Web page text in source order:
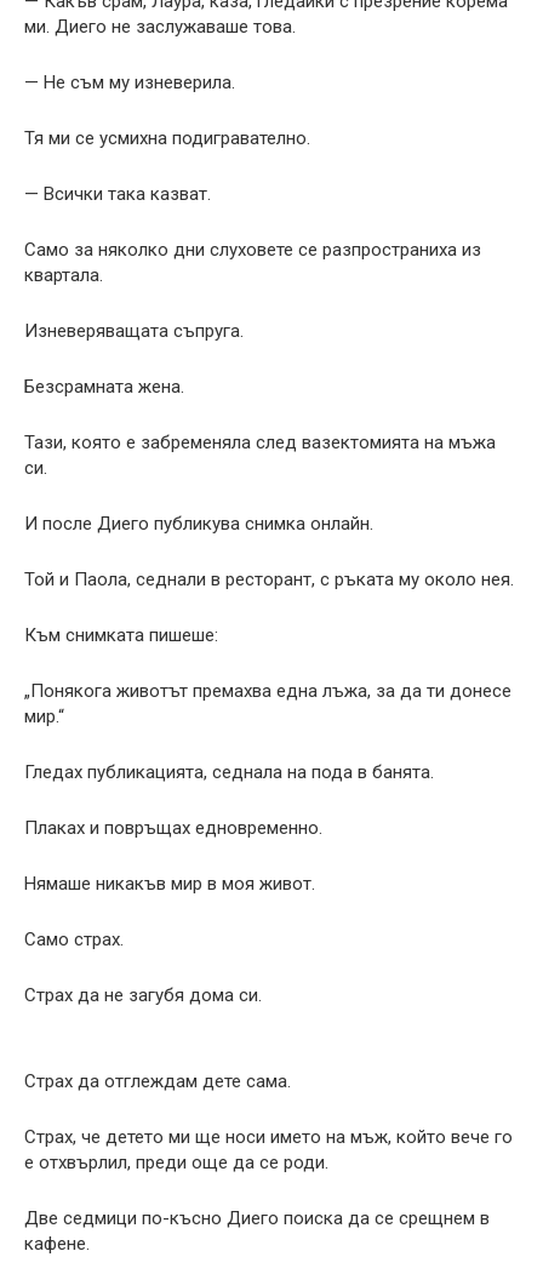
ми. Диего не заслужаваше това.
— Не съм му изневерила.
Тя ми се усмихна подигравателно.
— Всички така казват.
Само за няколко дни слуховете се разпространиха из
квартала.
Изневеряващата съпруга.
Безсрамната жена.
Тази, която е забременяла след вазектомията на мъжа
си.
И после Диего публикува снимка онлайн.
Той и Паола, седнали в ресторант, с ръката му около нея.
Към снимката пишеше:
„Понякога животът премахва една лъжа, за да ти донесе
мир.“
Гледах публикацията, седнала на пода в банята.
Плаках и повръщах едновременно.
Нямаше никакъв мир в моя живот.
Само страх.
Страх да не загубя дома си.
Страх да отглеждам дете сама.
Страх, че детето ми ще носи името на мъж, който вече го
е отхвърлил, преди още да се роди.
Две седмици по-късно Диего поиска да се срещнем в
кафене.